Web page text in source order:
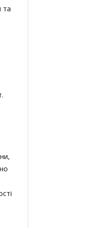
та